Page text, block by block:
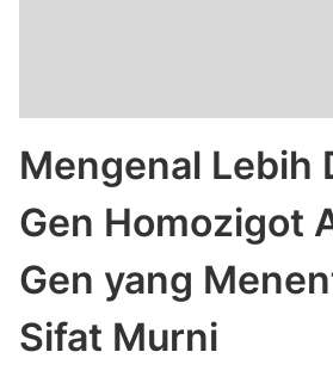
Mengenal Lebih
Gen Homozigot
Gen yang
Sifat Murni